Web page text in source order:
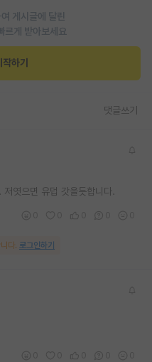
게시글에 달린
르게 받아보세요
하기
댓글쓰기
엿으면 유덥 갓을듯합니다.
다. 로그인하기